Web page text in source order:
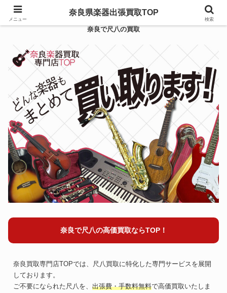
奈良で尺八の買取
奈良で尺八の高価買取ならTOP！
奈良買取専門店TOPでは、尺八買取に特化した専門サービスを展開
しております。
ご不要になられた尺八を、 出張費・手数料無料で高価買取いたしま
メニュー
奈良県楽器出張買取TOP
検索